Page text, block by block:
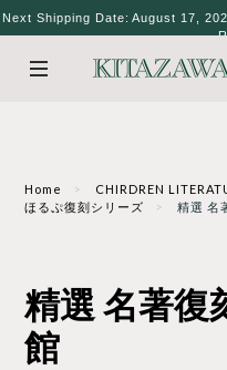
Next Shipping Date: August 17,
Home
CHIRDREN
ほるぷ復刻シリーズ
精選 名
精選 名著復
館